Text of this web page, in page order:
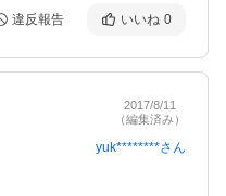
違反報告 いいね 0
2017/8/11
（編集済み）
yuk********さん